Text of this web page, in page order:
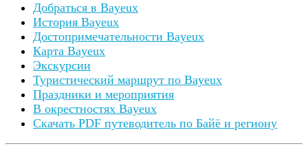
Добраться в Bayeux
История Bayeux
Достопримечательности Bayeux
Карта Bayeux
Экскурсии
Туристический маршрут по Bayeux
Праздники и мероприятия
В окрестностях Bayeux
Скачать PDF путеводитель по Байё и региону